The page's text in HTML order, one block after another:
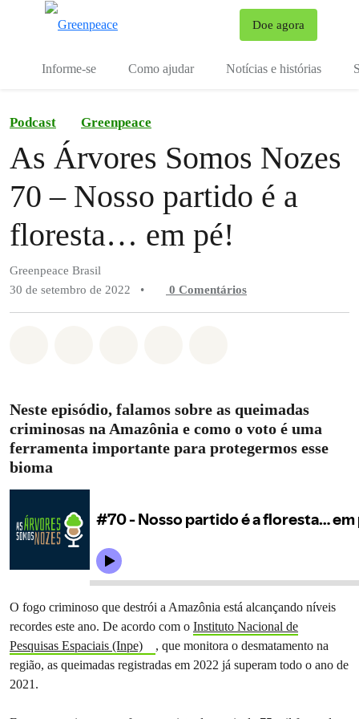
Doe agora
Informe-se Como ajudar Notícias e histórias
Podcast Greenpeace
As Árvores Somos Nozes
70 – Nosso partido é a
floresta… em pé!
Greenpeace Brasil
30 de setembro de 2022
• 0 Comentários
Neste episódio, falamos sobre as queimadas
criminosas na Amazônia e como o voto é uma
ferramenta importante para protegermos esse
bioma
O fogo criminoso que destrói a Amazônia está alcançando níveis
recordes este ano. De acordo com o Instituto Nacional de
Pesquisas Espaciais (Inpe)
, que monitora o desmatamento na
região, as queimadas registradas em 2022 já superam todo o ano de
2021.